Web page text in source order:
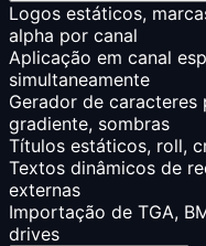
Logos estáticos,
alpha por canal
Aplicação em canal
simultaneamente
Gerador de
gradiente, sombras
Títulos estáticos, roll,
Textos dinâmicos de
externas
Importação de TGA,
drives